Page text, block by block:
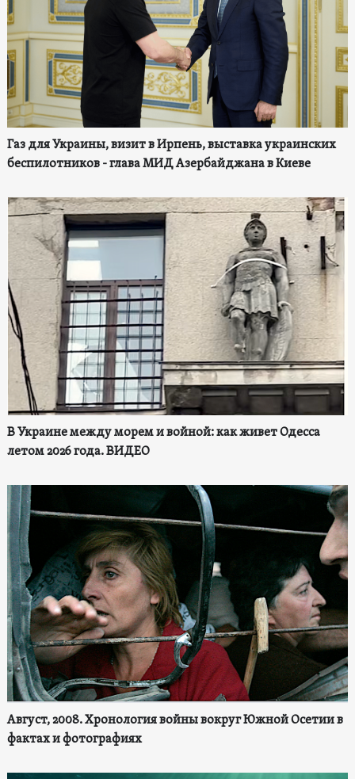
Газ для Украины, визит в Ирпень, выставка украинских
беспилотников - глава МИД Азербайджана в Киеве
В Украине между морем и войной: как живет Одесса
летом 2026 года. ВИДЕО
Август, 2008. Хронология войны вокруг Южной Осетии в
фактах и фотографиях